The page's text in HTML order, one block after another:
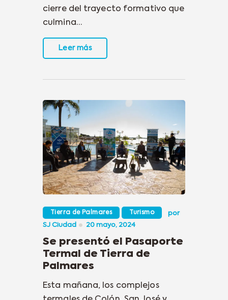
cierre del trayecto formativo que
culmina…
Leer más
Tierra de Palmares Turismo
por
SJ Ciudad
20 mayo, 2024
Se presentó el Pasaporte
Termal de Tierra de
Palmares
Esta mañana, los complejos